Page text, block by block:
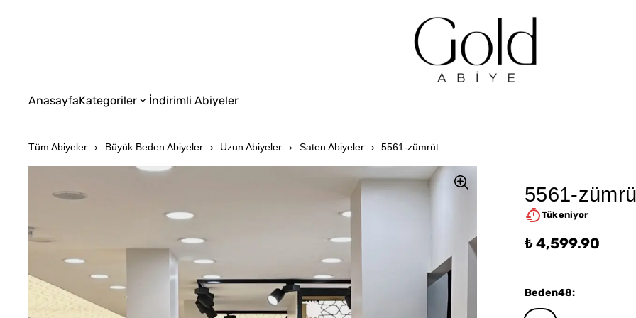
AnasayfaKategoriler İndirimli Abiyeler
Tüm Abiyeler Büyük Beden Abiyeler Uzun Abiyeler Saten Abiyeler 5561-zümrüt
5561-
Tükeniyor
₺ 4,599.90
Beden48: